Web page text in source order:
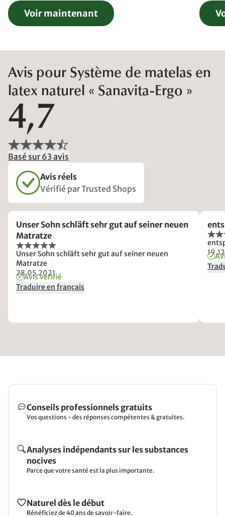
Voir maintenant
Avis pour Système de matelas en
latex naturel « Sanavita-Ergo »
4,7
Basé sur 63 avis
Avis réels
Vérifié par Trusted Shops
Unser Sohn schläft sehr gut auf seiner neuen
Matratze
Unser Sohn schläft sehr gut auf seiner neuen
Matratze
28.05.2021
Avis vérifié
Traduire en français
Conseils professionnels gratuits
Vos questions - des réponses compétentes & gratuites.
Analyses indépendants sur les substances
nocives
Parce que votre santé est la plus importante.
Naturel dès le début
Bénéficiez de 40 ans de savoir-faire.